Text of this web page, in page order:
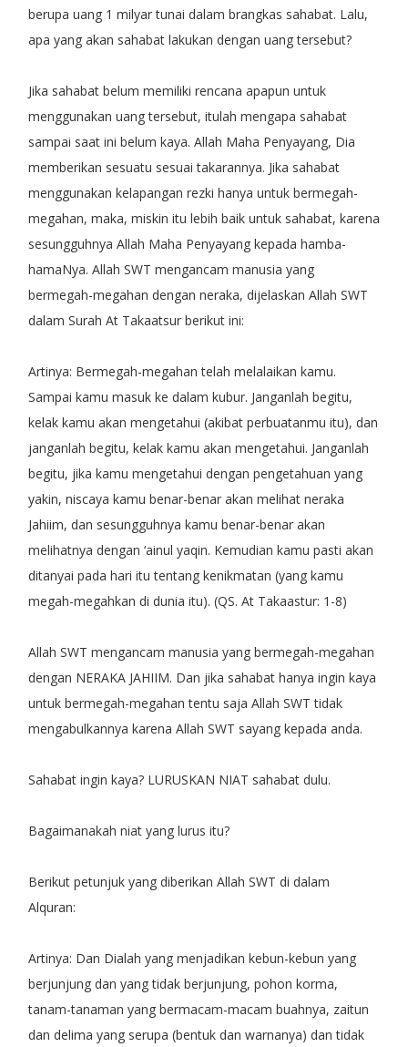
berupa uang 1 milyar tunai dalam brangkas sahabat. Lalu,
apa yang akan sahabat lakukan dengan uang tersebut?
Jika sahabat belum memiliki rencana apapun untuk
menggunakan uang tersebut, itulah mengapa sahabat
sampai saat ini belum kaya. Allah Maha Penyayang, Dia
memberikan sesuatu sesuai takarannya. Jika sahabat
menggunakan kelapangan rezki hanya untuk bermegah-
megahan, maka, miskin itu lebih baik untuk sahabat, karena
sesungguhnya Allah Maha Penyayang kepada hamba-
hamaNya. Allah SWT mengancam manusia yang
bermegah-megahan dengan neraka, dijelaskan Allah SWT
dalam Surah At Takaatsur berikut ini:
Artinya: Bermegah-megahan telah melalaikan kamu.
Sampai kamu masuk ke dalam kubur. Janganlah begitu,
kelak kamu akan mengetahui (akibat perbuatanmu itu), dan
janganlah begitu, kelak kamu akan mengetahui. Janganlah
begitu, jika kamu mengetahui dengan pengetahuan yang
yakin, niscaya kamu benar-benar akan melihat neraka
Jahiim, dan sesungguhnya kamu benar-benar akan
melihatnya dengan ‘ainul yaqin. Kemudian kamu pasti akan
ditanyai pada hari itu tentang kenikmatan (yang kamu
megah-megahkan di dunia itu). (QS. At Takaastur: 1-8)
Allah SWT mengancam manusia yang bermegah-megahan
dengan NERAKA JAHIIM. Dan jika sahabat hanya ingin kaya
untuk bermegah-megahan tentu saja Allah SWT tidak
mengabulkannya karena Allah SWT sayang kepada anda.
Sahabat ingin kaya? LURUSKAN NIAT sahabat dulu.
Bagaimanakah niat yang lurus itu?
Berikut petunjuk yang diberikan Allah SWT di dalam
Alquran:
Artinya: Dan Dialah yang menjadikan kebun-kebun yang
berjunjung dan yang tidak berjunjung, pohon korma,
tanam-tanaman yang bermacam-macam buahnya, zaitun
dan delima yang serupa (bentuk dan warnanya) dan tidak